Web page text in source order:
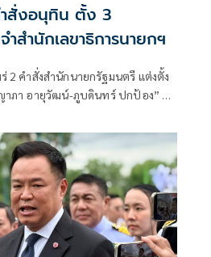
สั่งอนุทิน ตั้ง 3
ำสำนักเลขาธิการนายกฯ
2 คำสั่งสำนักนายกรัฐมนตรี แต่งตั้ง
ภา อายุวัฒน์-ภูบดินทร์ ปกป้อง” นั่ง